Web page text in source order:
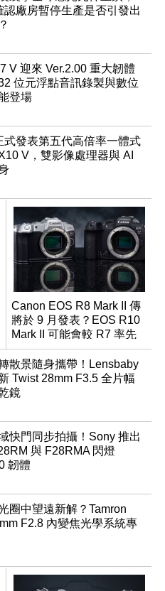
認廠房暫停生產是否引發出
V 迎來 Ver.2.00 重大韌體
位元浮點音訊錄製與數位
登場
式發表第五代高倍率一體式
V，雙影像處理器與 AI
Canon EOS R8 Mark II 傳
將於 9 月發表？EOS R10
Mark II 可能會較 R7 率先
推出
散景隨身攜帶！Lensbaby
Twist 28mm F3.5 全片幅
鏡
快門同步拍攝！Sony 推出
與 F28RMA 閃燈
韌體
圈中望遠新解？Tamron
F2.8 內變焦光學系統專